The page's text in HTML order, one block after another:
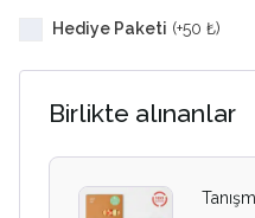
Hediye Paketi (+50 ₺)
Birlikte alınanlar